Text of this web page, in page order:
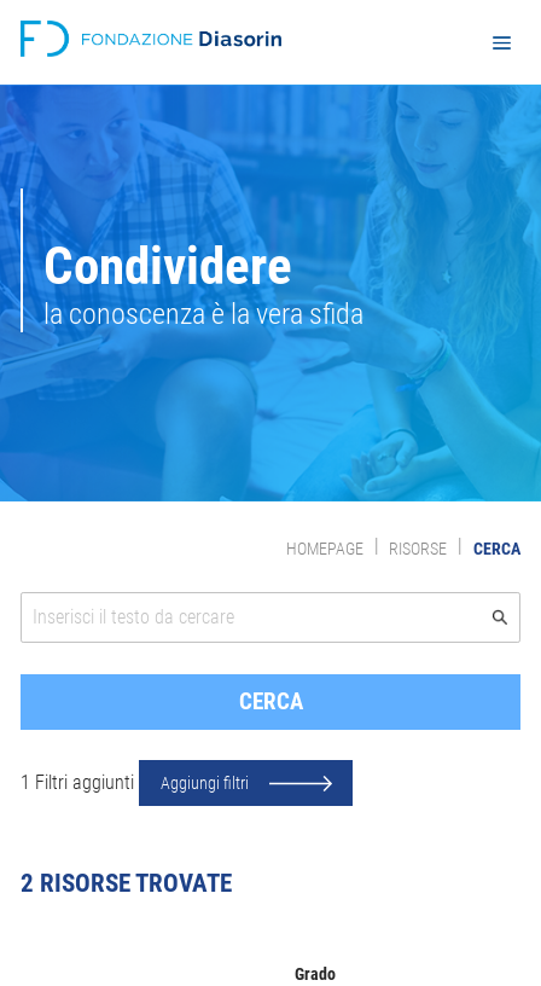
Condividere
la conoscenza è la vera sfida
HOMEPAGE RISORSE CERCA
1 Filtri aggiunti Aggiungi filtri
2 RISORSE TROVATE
Grado